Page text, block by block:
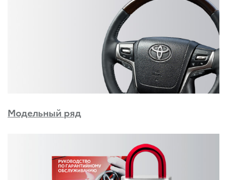
Модельный ряд